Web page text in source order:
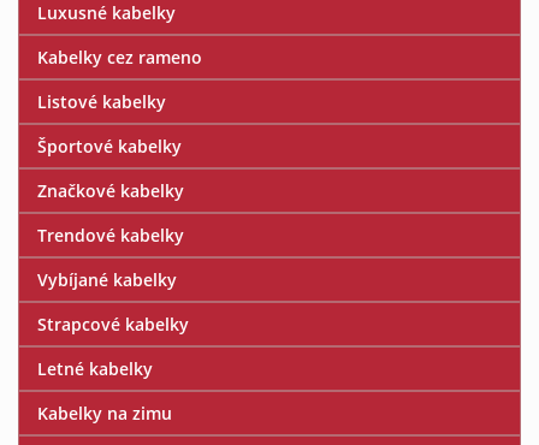
Luxusné kabelky
Kabelky cez rameno
Listové kabelky
Športové kabelky
Značkové kabelky
Trendové kabelky
Vybíjané kabelky
Strapcové kabelky
Letné kabelky
Kabelky na zimu